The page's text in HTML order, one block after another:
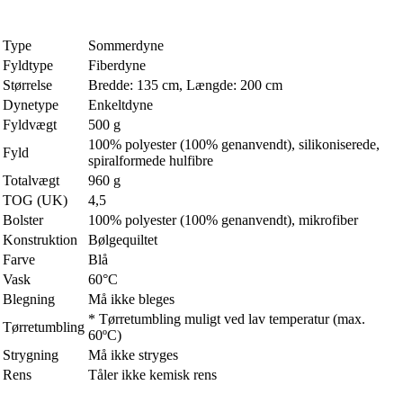
Type
Sommerdyne
Fyldtype
Fiberdyne
Størrelse
Bredde: 135 cm, Længde: 200 cm
Dynetype
Enkeltdyne
Fyldvægt
500 g
Fyld
100% polyester (100% genanvendt), silikoniserede,
spiralformede hulfibre
Totalvægt
960 g
TOG (UK)
4,5
Bolster
100% polyester (100% genanvendt), mikrofiber
Konstruktion
Bølgequiltet
Farve
Blå
Vask
60°C
Blegning
Må ikke bleges
Tørretumbling
* Tørretumbling muligt ved lav temperatur (max.
60ºC)
Strygning
Må ikke stryges
Rens
Tåler ikke kemisk rens